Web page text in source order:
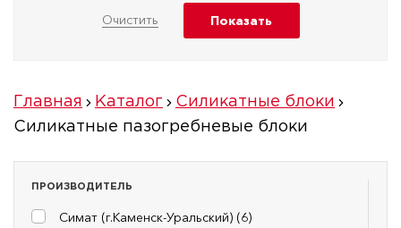
Главная Каталог
Силикатные блоки
Силикатные пазогребневые блоки
ПРОИЗВОДИТЕЛЬ
Симат (г.Каменск-Уральский) (6)